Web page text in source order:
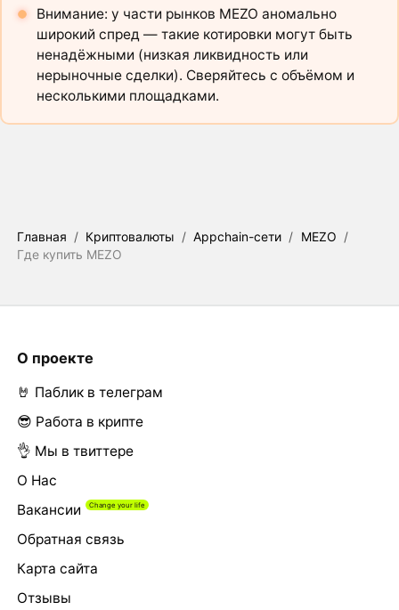
Внимание: у части рынков MEZO аномально
широкий спред — такие котировки могут быть
ненадёжными (низкая ликвидность или
нерыночные сделки). Сверяйтесь с объёмом и
несколькими площадками.
Главная / Криптовалюты / Appchain-сети / MEZO /
Где купить MEZO
О проекте
🤘 Паблик в телеграм
😎 Работа в крипте
👌 Мы в твиттере
О Нас
Вакансии
Обратная связь
Карта сайта
Отзывы